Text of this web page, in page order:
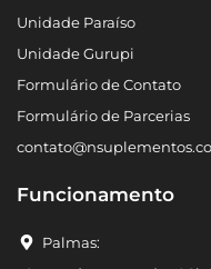
Unidade Paraíso
Unidade Gurupi
Formulário de Contato
Formulário de Parcerias
Funcionamento
Palmas: